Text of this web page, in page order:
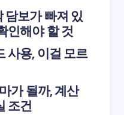
담보가 빠져 있
인해야 할 것
사용, 이걸 모르
가 될까, 계산
조건